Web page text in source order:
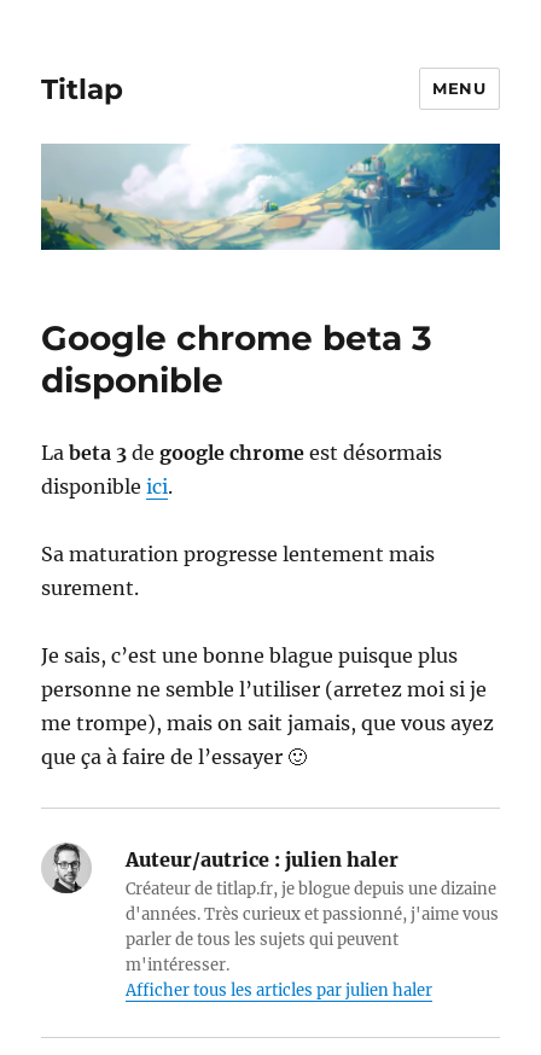
Titlap MENU
Google chrome beta 3
disponible
Labeta 3 degoogle chrome est désormais
disponibleici.
Sa maturation progresse lentement mais
surement.
Je sais, c’est une bonne blague puisque plus
personne ne semble l’utiliser (arretez moi si je
me trompe), mais on sait jamais, que vous ayez
que ça à faire de l’essayer 🙂
Auteur/autrice : julien haler
Créateur de titlap.fr, je blogue depuis une dizaine
d'années. Très curieux et passionné, j'aime vous
parler de tous les sujets qui peuvent
m'intéresser.
Afficher tous les articles par julien haler